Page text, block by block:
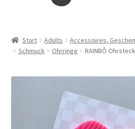
Alle Produkte
Sale
Start Adults
Accessoires,
Schmuck
Ohrringe RAINBÔ